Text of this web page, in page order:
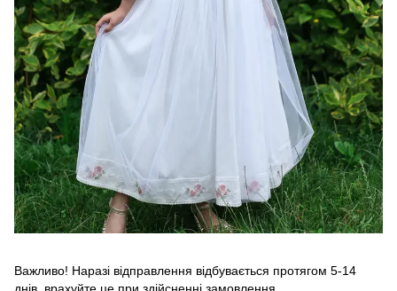
Важливо! Наразі відправлення відбувається протягом 5-14